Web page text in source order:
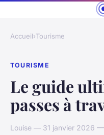
Accueil›Tourisme
TOURISME
Le guide
passes à
Louise — 31 janvier 2026